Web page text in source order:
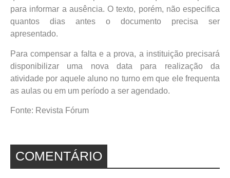
para informar a ausência. O texto, porém, não especifica
quantos dias antes o documento precisa ser
apresentado.
Para compensar a falta e a prova, a instituição precisará
disponibilizar uma nova data para realização da
atividade por aquele aluno no turno em que ele frequenta
as aulas ou em um período a ser agendado.
Fonte: Revista Fórum
COMENTÁRIO